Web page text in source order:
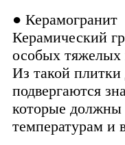
● Керамогранит
Керамический
особых тяжелых
Из такой
подвергаются
которые должны
температурам и